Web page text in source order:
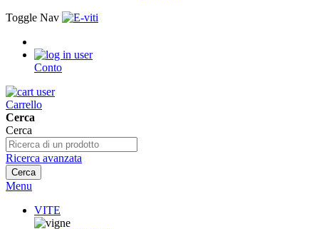
Toggle Nav
Conto
Carrello
Cerca
Cerca
Ricerca avanzata
Cerca
Menu
VITE